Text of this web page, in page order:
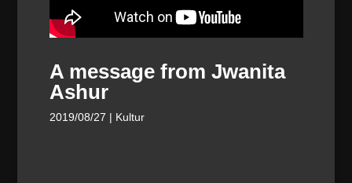
A message from Jwanita
Ashur
2019/08/27 | Kultur